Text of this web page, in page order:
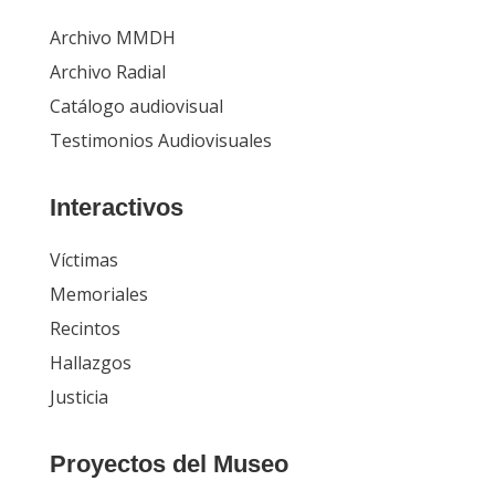
Archivo MMDH
Archivo Radial
Catálogo audiovisual
Testimonios Audiovisuales
Interactivos
Víctimas
Memoriales
Recintos
Hallazgos
Justicia
Proyectos del Museo